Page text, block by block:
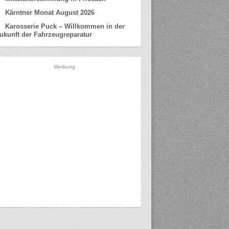
Kärntner Monat August 2026
Karosserie Puck – Willkommen in der
der Fahrzeugreparatur
Werbung